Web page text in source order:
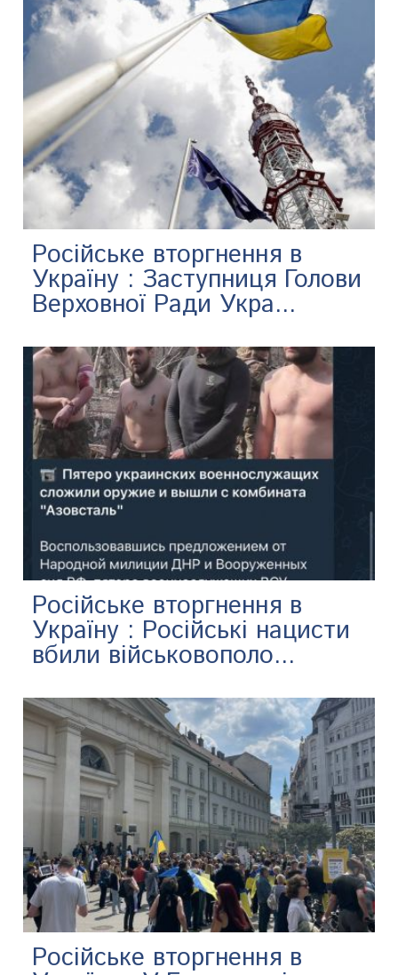
Російське вторгнення в
Україну : Заступниця Голови
Верховної Ради Укра...
Російське вторгнення в
Україну : Російські нацисти
вбили військовополо...
Російське вторгнення в